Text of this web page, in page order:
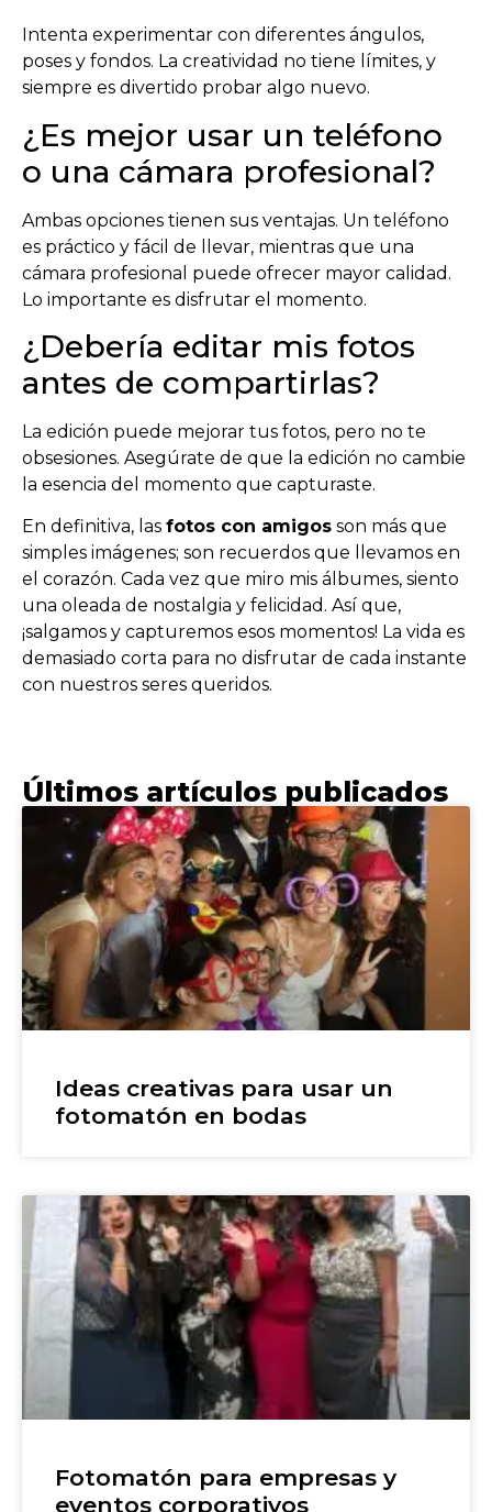
Intenta experimentar con diferentes ángulos,
poses y fondos. La creatividad no tiene límites, y
siempre es divertido probar algo nuevo.
¿Es mejor usar un teléfono
o una cámara profesional?
Ambas opciones tienen sus ventajas. Un teléfono
es práctico y fácil de llevar, mientras que una
cámara profesional puede ofrecer mayor calidad.
Lo importante es disfrutar el momento.
¿Debería editar mis fotos
antes de compartirlas?
La edición puede mejorar tus fotos, pero no te
obsesiones. Asegúrate de que la edición no cambie
la esencia del momento que capturaste.
En definitiva, las fotos con amigos son más que
simples imágenes; son recuerdos que llevamos en
el corazón. Cada vez que miro mis álbumes, siento
una oleada de nostalgia y felicidad. Así que,
¡salgamos y capturemos esos momentos! La vida es
demasiado corta para no disfrutar de cada instante
con nuestros seres queridos.
Últimos artículos publicados
Ideas creativas para usar un
fotomatón en bodas
Fotomatón para empresas y
eventos corporativos